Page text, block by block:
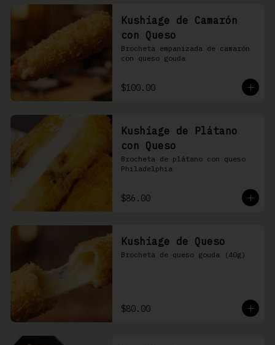
Kushiage de Camarón
con Queso
Brocheta empanizada de camarón
con queso gouda
$100.00
Kushiage de Plátano
con Queso
Brocheta de plátano con queso
Philadelphia
$86.00
Kushiage de Queso
Brocheta de queso gouda (40g)
$80.00